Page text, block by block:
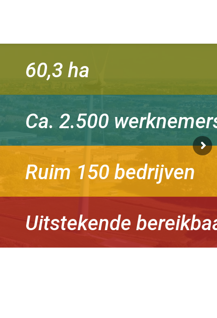
60,3 ha
Ca. 2.500
Ruim 150 bedrijven
Uitstekende